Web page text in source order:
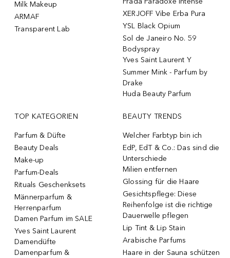
Milk Makeup
ARMAF
Transparent Lab
XERJOFF Vibe Erba Pura
YSL Black Opium
Sol de Janeiro No. 59
Bodyspray
Yves Saint Laurent Y
Summer Mink - Parfum by
Drake
Huda Beauty Parfum
TOP KATEGORIEN
Parfum & Düfte
Beauty Deals
Make-up
Parfum-Deals
Rituals Geschenksets
Männerparfum &
Herrenparfum
Damen Parfum im SALE
Yves Saint Laurent
Damendüfte
Damenparfum &
BEAUTY TRENDS
Welcher Farbtyp bin ich
EdP, EdT & Co.: Das sind die
Unterschiede
Milien entfernen
Glossing für die Haare
Gesichtspflege: Diese
Reihenfolge ist die richtige
Dauerwelle pflegen
Lip Tint & Lip Stain
Arabische Parfums
Haare in der Sauna schützen